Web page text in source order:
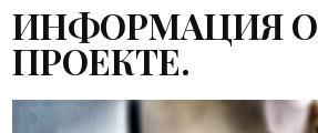
ИНФОРМАЦИЯ О
ПРОЕКТЕ.